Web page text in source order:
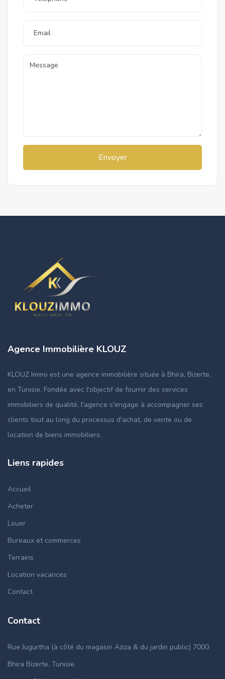
Envoyer
Agence Immobilière KLOUZ
KLOUZ Immo est une agence immobilière située à Bhira, Bizerte,
en Tunisie. Fondée avec l'objectif de fournir des services
immobiliers de qualité, l'agence s'engage à accompagner ses
clients tout au long du processus d'achat, de vente ou de
location de biens immobiliers.
Liens rapides
Accueil
Acheter
Louer
Bureaux et commerces
Terrains
Location vacances
Contact
Contact
Rue Jugurtha (à côté du magasin Aziza & du jardin public) 7000
Bhira Bizerte, Tunisie.